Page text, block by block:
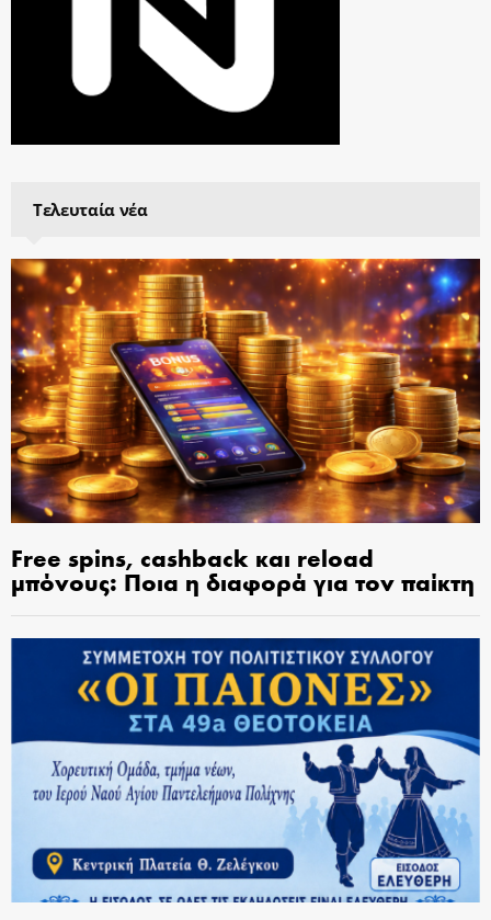
Τελευταία νέα
Free spins, cashback και reload
μπόνους: Ποια η διαφορά για τον παίκτη